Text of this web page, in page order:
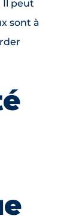
Il peut
sont à